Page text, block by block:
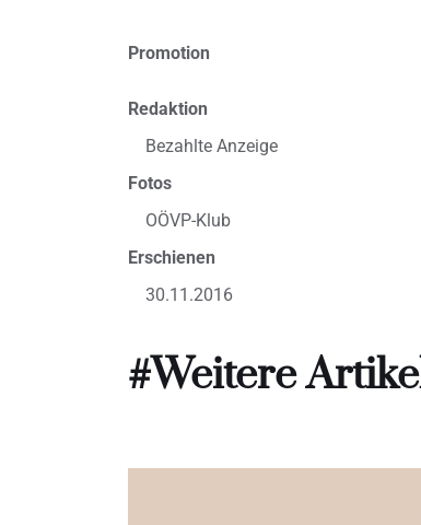
Promotion
Redaktion
Bezahlte Anzeige
Fotos
OÖVP-Klub
Erschienen
30.11.2016
#Weitere